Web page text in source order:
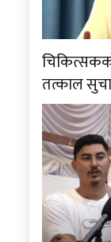
तत्काल